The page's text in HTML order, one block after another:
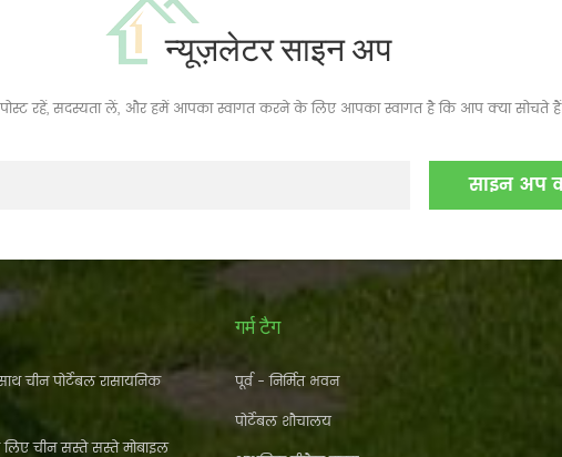
न्यूज़लेटर साइन अप
रहें, सदस्यता लें, और हमें आपका स्वागत करने के लिए आपका स्वागत है कि आप क्या सोचते हैं
चीन पोर्टेबल रासायनिक
चीन सस्ते सस्ते मोबाइल
गर्म टैग
पूर्व - निर्मित भवन
पोर्टेबल शौचालय